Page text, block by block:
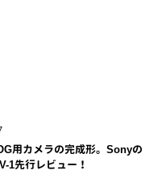
用カメラの完成形。Sonyの
1先行レビュー！